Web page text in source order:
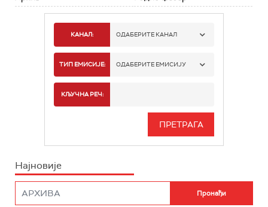
КАНАЛ: ОДАБЕРИТЕ КАНАЛ
РАДИО БЕОГРАД 1
РАДИО БЕОГРАД 3
РАДИО РОКЕНРОЛЕР
ТИП ЕМИСИЈЕ: ОДАБЕРИТЕ ЕМИСИЈУ
ИНФО
КЉУЧНА РЕЧ:
Најновије